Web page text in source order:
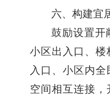
六、构建宜
鼓励设置开
小区出入口、楼
入口、小区内
空间相互连接，